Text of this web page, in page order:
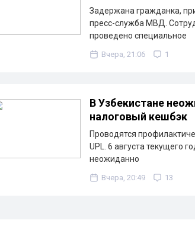
Задержана гражданка,
пресс-служба МВД.
проведено специальное
Вчера, 21:06 1
В Узбекистане
налоговый кешбэк
Проводятся
UPL. 6 августа текущего
неожиданно
Вчера, 20:49 13